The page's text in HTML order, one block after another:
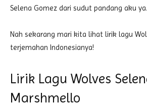
Selena Gomez dari sudut pandang aku ya.
Nah sekarang mari kita lihat lirik lagu
terjemahan Indonesianya!
Lirik Lagu Wolves
Marshmello